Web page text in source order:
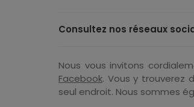
Consultez nos réseaux
Nous vous invitons
Facebook. Vous y trouverez
seul endroit. Nous sommes